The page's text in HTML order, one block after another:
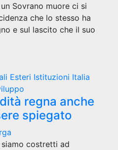
Sovrano muore ci si
che lo stesso ha
e sul lascito che il suo
Esteri Istituzioni Italia
regna anche
spiegato
costretti ad